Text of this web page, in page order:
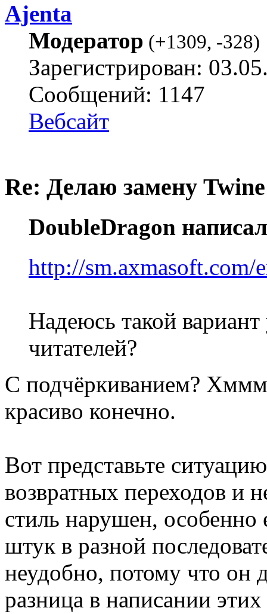
Ajenta
Модератор (+1309, -328)
Зарегистрирован:
Сообщений: 1147
Вебсайт
Re: Делаю замену
DoubleDragon
http://sm.axmasoft.com/
Надеюсь такой
читателей?
С подчёркиванием?
красиво конечно.
Вот представьте
возвратных переходов и
стиль нарушен,
штук в разной
неудобно, потому что он
разница в написании